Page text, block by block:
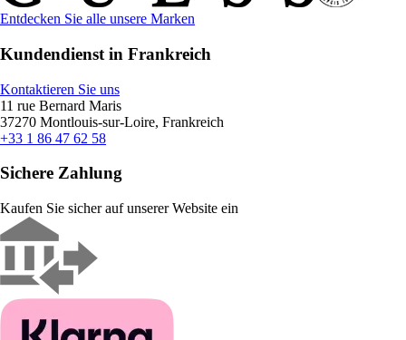
Entdecken Sie alle unsere Marken
Kundendienst in Frankreich
Kontaktieren Sie uns
11 rue Bernard Maris
37270 Montlouis-sur-Loire, Frankreich
+33 1 86 47 62 58
Sichere Zahlung
Kaufen Sie sicher auf unserer Website ein